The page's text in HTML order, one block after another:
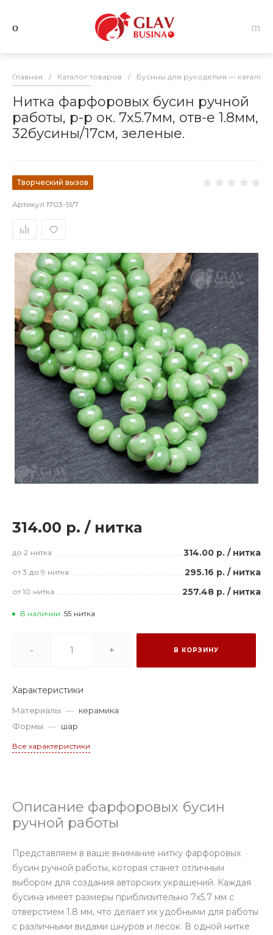
Главная / Каталог товаров / Бусины для рукоделия — каталог
Нитка фарфоровых бусин ручной
работы, р-р ок. 7х5.7мм, отв-е 1.8мм,
32бусины/17см, зеленые.
Творческий вызов
Артикул 1703-51/7
314.00 р. / нитка
до 2 нитка 314.00 р. / нитка
от 3 до 9 нитка 295.16 р. / нитка
от 10 нитка 257.48 р. / нитка
В наличии 55 нитка
- + В КОРЗИНУ
Характеристики
Материалы — керамика
Формы — шар
Все характеристики
Описание фарфоровых бусин
ручной работы
Представляем в ваше внимание нитку фарфоровых
бусин ручной работы, которая станет отличным
выбором для создания авторских украшений. Каждая
бусина имеет размеры приблизительно 7х5.7 мм с
отверстием 1.8 мм, что делает их удобными для работы
с различными видами шнуров и лесок. В одной нитке